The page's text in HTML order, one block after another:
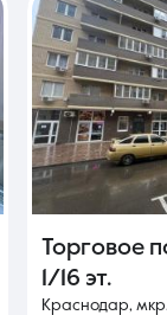
Торговое
1/16 эт.
Краснодар,